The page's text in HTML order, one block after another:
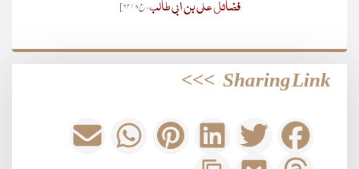
فضائل علی بن ابی طالب، ح۶۲۱۸]
Sharing Link
>>>